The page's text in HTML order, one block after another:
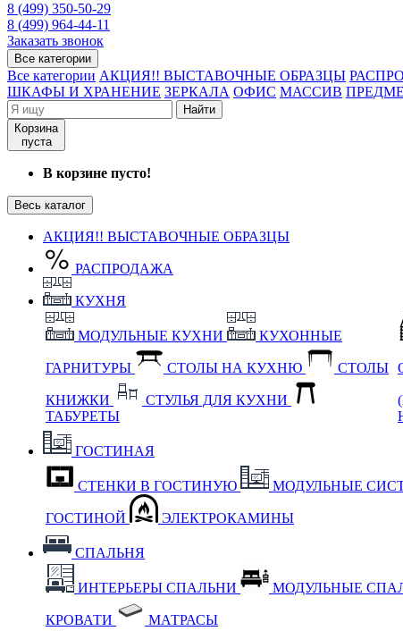
8 (499) 350-50-29
8 (499) 964-44-11
Заказать звонок
Все категории
Все категории АКЦИЯ!! ВЫСТАВОЧНЫЕ ОБРАЗЦЫ
ШКАФЫ И ХРАНЕНИЕ ЗЕРКАЛА ОФИС МАССИВ
Найти
Корзина
пуста
В корзине пусто!
Весь каталог
АКЦИЯ!! ВЫСТАВОЧНЫЕ ОБРАЗЦЫ
РАСПРОДАЖА
КУХНЯ
МОДУЛЬНЫЕ КУХНИ КУХОННЫЕ
ГАРНИТУРЫ СТОЛЫ НА КУХНЮ СТОЛЫ
КНИЖКИ
СТУЛЬЯ ДЛЯ КУХНИ
ТАБУРЕТЫ
ГОСТИНАЯ
СТЕНКИ В ГОСТИНУЮ МОДУЛЬНЫЕ
ГОСТИНОЙ ЭЛЕКТРОКАМИНЫ
СПАЛЬНЯ
ИНТЕРЬЕРЫ СПАЛЬНИ МОДУЛЬНЫЕ
КРОВАТИ МАТРАСЫ